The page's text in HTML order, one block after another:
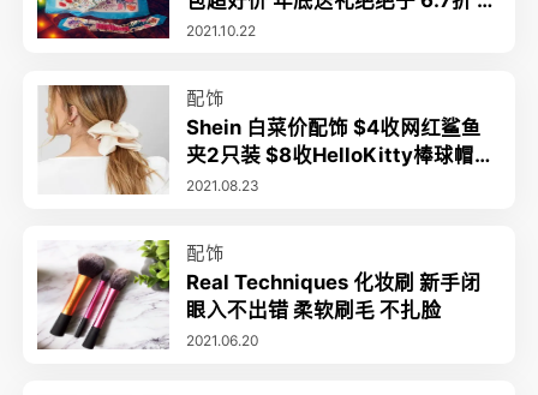
G老花围巾$359
2021.10.22
配饰
Shein 白菜价配饰 $4收网红鲨鱼
夹2只装 $8收HelloKitty棒球帽
低至$1 $3收封面款发圈
2021.08.23
配饰
Real Techniques 化妆刷 新手闭
眼入不出错 柔软刷毛 不扎脸
2021.06.20